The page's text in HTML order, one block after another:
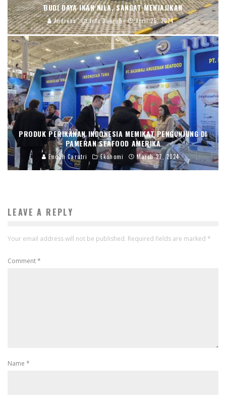
BUDI DAYA IKAN NILA, SANGAT MENJAJIKAN
Andreas Info Daerah April 25, 2024
PRODUK PERIKANAN INDONESIA MEMIKAT PENGUNJUNG DI
PAMERAN SEAFOOD AMERIKA
Endah Caratri Ekonomi March 27, 2024
LEAVE A REPLY
Your email address will not be published. Required fields are marked *
Comment*
Name *